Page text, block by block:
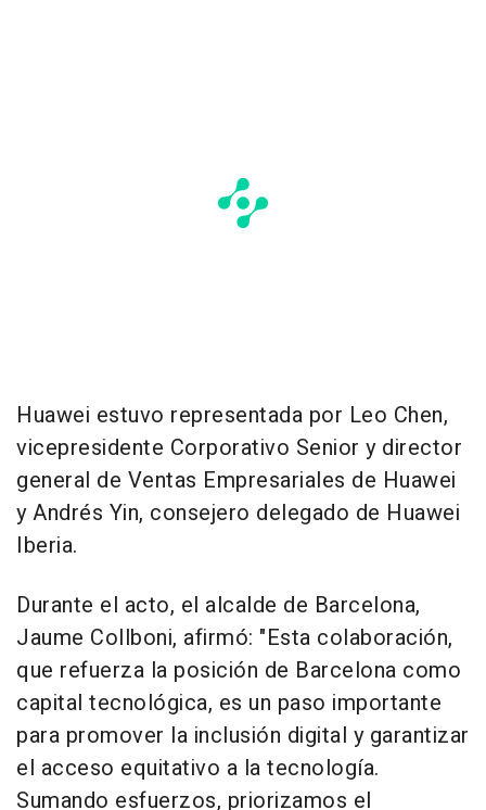
Huawei estuvo representada por Leo Chen,
vicepresidente Corporativo Senior y director
general de Ventas Empresariales de Huawei
y Andrés Yin, consejero delegado de Huawei
Iberia.
Durante el acto, el alcalde de Barcelona,
Jaume Collboni, afirmó: "Esta colaboración,
que refuerza la posición de Barcelona como
capital tecnológica, es un paso importante
para promover la inclusión digital y garantizar
el acceso equitativo a la tecnología.
Sumando esfuerzos, priorizamos el